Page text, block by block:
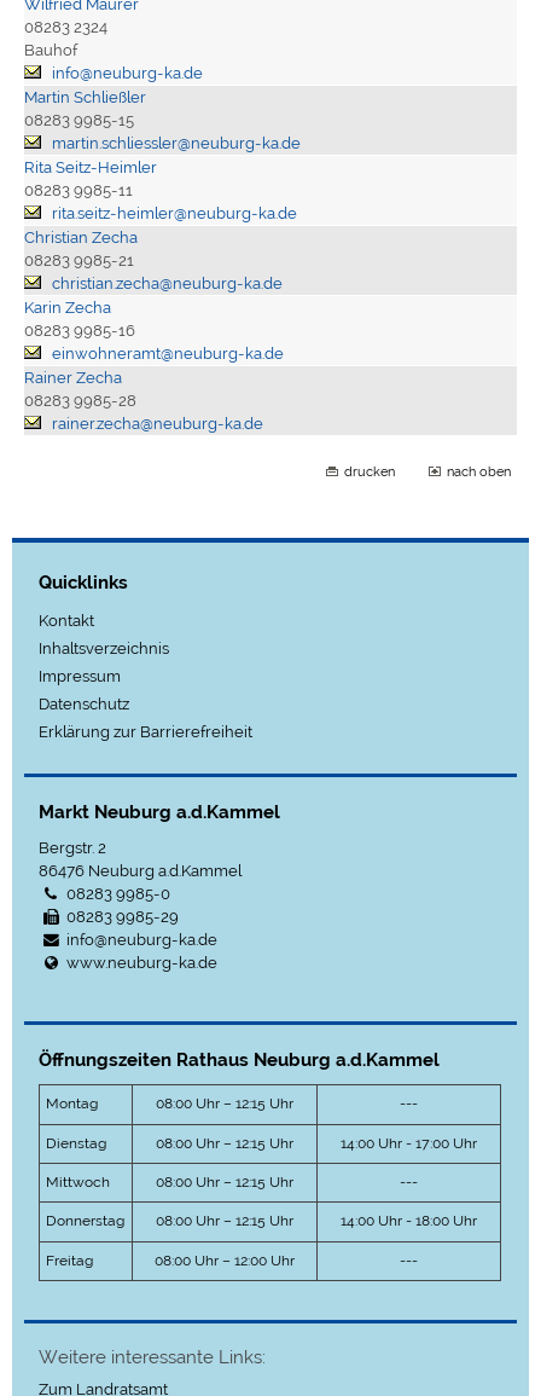
Wilfried Maurer
08283 2324
Bauhof
info@neuburg-ka.de
Martin Schließler
08283 9985-15
martin.schliessler@neuburg-ka.de
Rita Seitz-Heimler
08283 9985-11
rita.seitz-heimler@neuburg-ka.de
Christian Zecha
08283 9985-21
christian.zecha@neuburg-ka.de
Karin Zecha
08283 9985-16
einwohneramt@neuburg-ka.de
Rainer Zecha
08283 9985-28
rainer.zecha@neuburg-ka.de
drucken nach oben
Quicklinks
Kontakt
Inhaltsverzeichnis
Impressum
Datenschutz
Erklärung zur Barrierefreiheit
Markt Neuburg a.d.Kammel
Bergstr. 2
86476 Neuburg a.d.Kammel
08283 9985-0
08283 9985-29
info@neuburg-ka.de
www.neuburg-ka.de
Öffnungszeiten Rathaus Neuburg a.d.Kammel
Montag 08:00 Uhr – 12:15 Uhr ---
Dienstag 08:00 Uhr – 12:15 Uhr 14:00 Uhr - 17:00 Uhr
Mittwoch 08:00 Uhr – 12:15 Uhr ---
Donnerstag 08:00 Uhr – 12:15 Uhr 14:00 Uhr - 18:00 Uhr
Freitag 08:00 Uhr – 12:00 Uhr ---
Weitere interessante Links:
Zum Landratsamt